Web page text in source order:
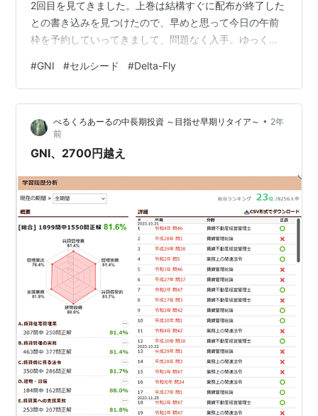
2回目を見てきました。上巻は結構すぐに配布が終了した
との書き込みを見つけたので、早めと思って今日の午前
枠を予約していってきまして、問題なく入手。ゆっくり
端折るところが結構あるところが気になって、TVアニメ
で12話かけてやって貰いたかったという感想です。つま
らないという訳ではなくて、不完全燃焼という感じで
す。バザーのところとか、レメディオスのパワハラっぷ
りとか。小説最初から読みたいなぁ。 あとは、自民党総
裁選はがっかりでした。あれだけ党内で批…
#GNI #セルシード #Delta-Fly
べるくろあーるの中長期投資 ～目指せ早期リタイア～ • 2年
前
GNI、2700円越え